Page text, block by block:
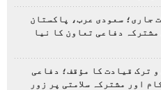
جاری؛ سعودی عرب، پاکستان
دفاعی تعاون کا نیا
ترک قیادت کا مؤقف؛ دفاعی
اور مشترکہ سلامتی پر زور